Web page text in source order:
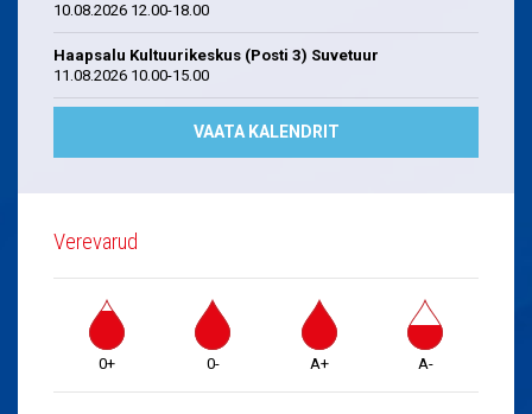
10.08.2026 12.00-18.00
Haapsalu Kultuurikeskus (Posti 3) Suvetuur
11.08.2026 10.00-15.00
VAATA KALENDRIT
Verevarud
0+ 0- A+ A-